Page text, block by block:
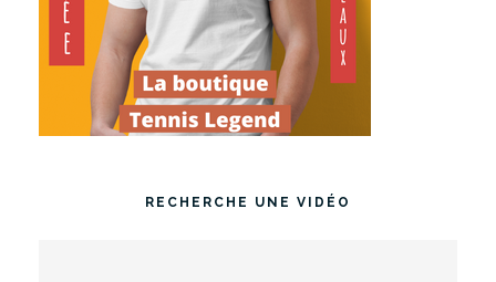
RECHERCHE UNE VIDÉO